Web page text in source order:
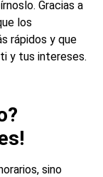
Gracias a
los
rápidos y que
y tus intereses.
sino